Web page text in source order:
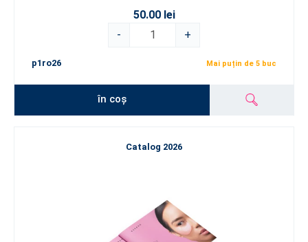
50.00 lei
-
+
p1ro26 Mai puțin de 5 buc
în coș
Catalog 2026